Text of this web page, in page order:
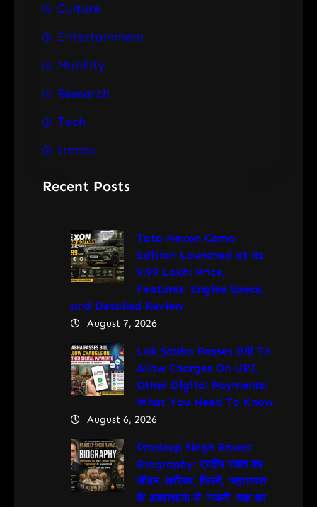
Culture
Entertainment
Mobility
Research
Tech
trends
Recent Posts
Tata Nexon Camo
Edition Launched at Rs
9.99 Lakh: Price,
Features, Engine Specs,
and Detailed Review
August 7, 2026
Lok Sabha Passes Bill To
Allow Charges On UPI,
Other Digital Payments:
What You Need To Know
August 6, 2026
Pradeep Singh Rawat
Biography: प्रदीप रावत का
जीवन, करियर, फिल्में, ‘महाभारत’
के अश्वत्थामा से ‘गजनी’ तक का